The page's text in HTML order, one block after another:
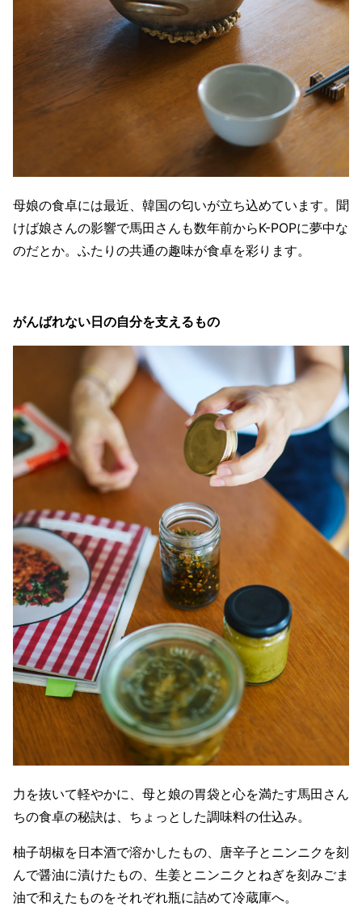
母娘の食卓には最近、韓国の匂いが立ち込めています。聞
けば娘さんの影響で馬田さんも数年前からK-POPに夢中な
のだとか。ふたりの共通の趣味が食卓を彩ります。
がんばれない日の自分を支えるもの
力を抜いて軽やかに、母と娘の胃袋と心を満たす馬田さん
ちの食卓の秘訣は、ちょっとした調味料の仕込み。
柚子胡椒を日本酒で溶かしたもの、唐辛子とニンニクを刻
んで醤油に漬けたもの、生姜とニンニクとねぎを刻みごま
油で和えたものをそれぞれ瓶に詰めて冷蔵庫へ。